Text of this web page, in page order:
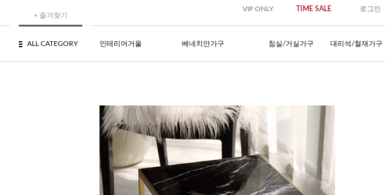
+ 즐겨찾기
VIP ONLY TIME SALE 로그인
ALL CATEGORY 인테리어거울 베네치안가구 침실/거실가구 대리석/철재가구